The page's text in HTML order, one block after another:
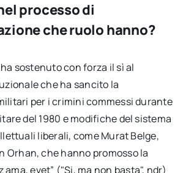
processo di
che ruolo hanno?
sostenuto con forza il sì al
che ha sancito la
per i crimini commessi durante
del 1980 e modifiche del sistema
liberali, come Murat Belge,
Orhan, che hanno promosso la
ama, evet” ("Si, ma non basta", ndr)